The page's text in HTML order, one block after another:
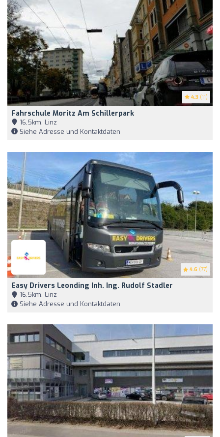
4.3 (11)
Fahrschule Moritz Am Schillerpark
16,5km, Linz
Siehe Adresse und Kontaktdaten
4.6 (77)
Easy Drivers Leonding Inh. Ing. Rudolf Stadler
16,5km, Linz
Siehe Adresse und Kontaktdaten